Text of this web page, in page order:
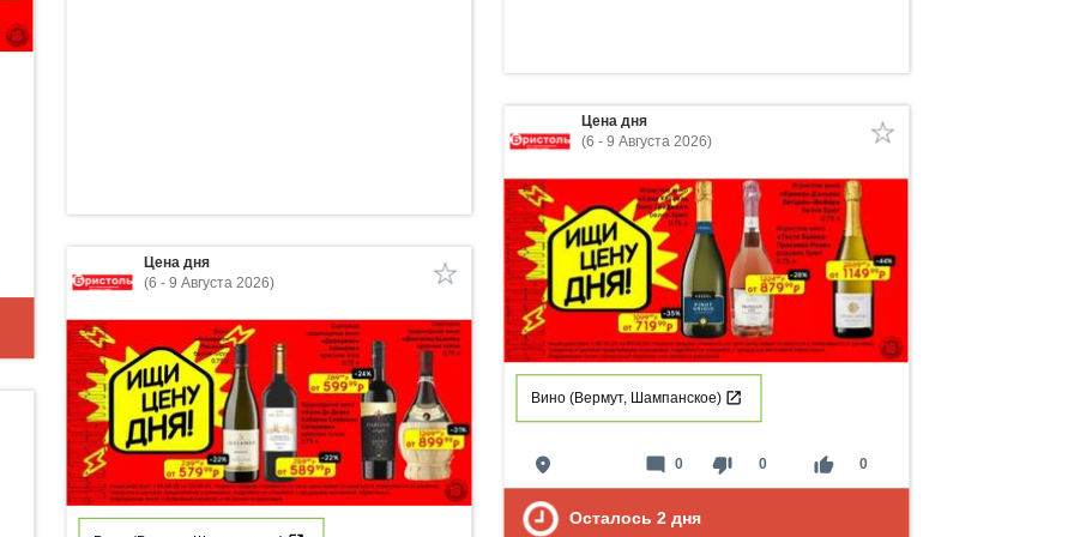
Цена дня
(6 - 9 Августа 2026)
Вино (Вермут, Шампанское)
place thumb_down 0 thumb_up 0
mode_comment 0
Осталось 2 дня
Цена дня
(6 - 9 Августа 2026)